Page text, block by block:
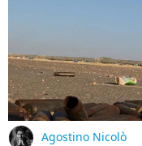
Agostino Nicolò